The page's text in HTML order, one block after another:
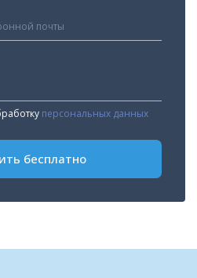
персональных данных
бесплатно